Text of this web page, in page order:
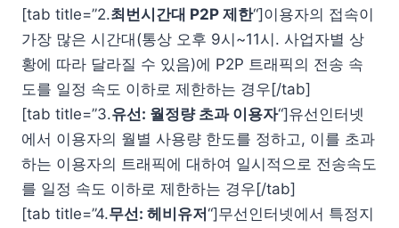
[tab title=”2.최번시간대 P2P 제한“]이용자의 접속이
가장 많은 시간대(통상 오후 9시~11시. 사업자별 상
황에 따라 달라질 수 있음)에 P2P 트래픽의 전송 속
도를 일정 속도 이하로 제한하는 경우[/tab]
[tab title=”3.유선: 월정량 초과 이용자“]유선인터넷
에서 이용자의 월별 사용량 한도를 정하고, 이를 초과
하는 이용자의 트래픽에 대하여 일시적으로 전송속도
를 일정 속도 이하로 제한하는 경우[/tab]
[tab title=”4.무선: 헤비유저“]무선인터넷에서 특정지